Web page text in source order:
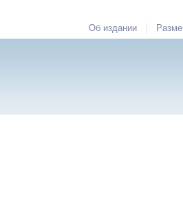
Об издании |